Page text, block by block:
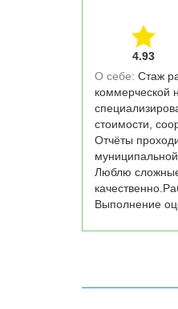
4.93
О себе: Стаж
коммерческой
стоимости,
Отчёты
Люблю
Выполнение